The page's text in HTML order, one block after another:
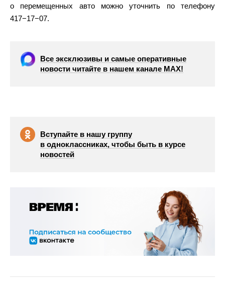
о перемещенных авто можно уточнить по телефону
417−17−07.
Все эксклюзивы и самые оперативные
новости читайте в нашем канале МАХ!
Вступайте в нашу группу
в одноклассниках, чтобы быть в курсе
новостей